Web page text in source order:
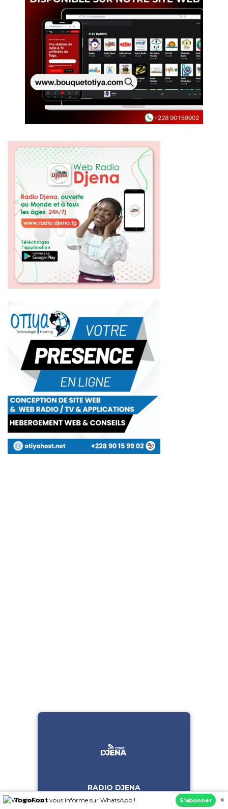
RADIO DJENA
En direct
TogoFoot vous informe sur WhatsApp ! S’abonner ×